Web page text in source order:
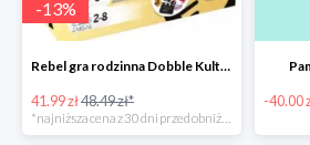
-13%
Rebel gra rodzinna Dobble Kultura w super cenie w Empiku Premium
41.99 zł48.49 zł* -40.00